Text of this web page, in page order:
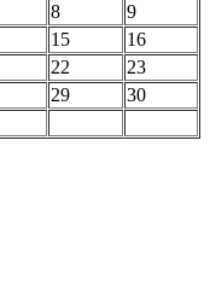
8
9
15
16
22
23
29
30